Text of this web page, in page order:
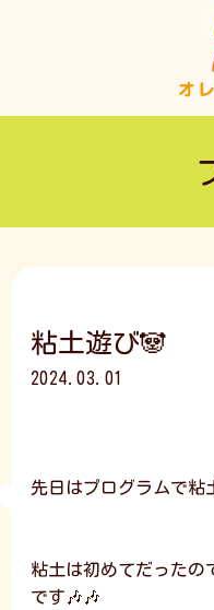
粘土遊び🐼
2024.03.01
先日はプログラムで粘
粘土は初めてだったの
です🎶🎶